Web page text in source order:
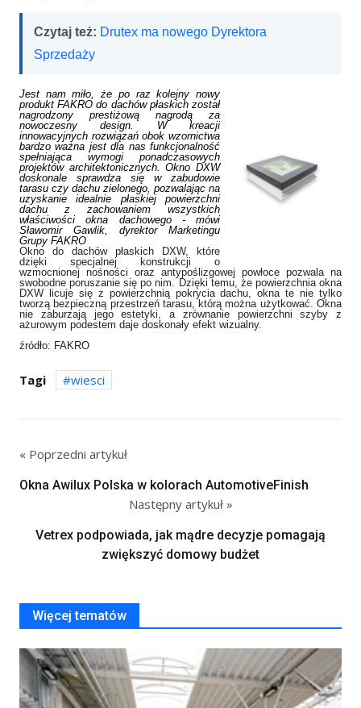
Czytaj też: Drutex ma nowego Dyrektora
Sprzedaży
Jest nam miło, że po raz kolejny nowy
produkt FAKRO do dachów płaskich został
nagrodzony prestiżową nagrodą za
nowoczesny design. W kreacji
innowacyjnych rozwiązań obok wzornictwa
bardzo ważna jest dla nas funkcjonalność
spełniająca wymogi ponadczasowych
projektów architektonicznych. Okno DXW
doskonale sprawdza się w zabudowie
tarasu czy dachu zielonego, pozwalając na
uzyskanie idealnie płaskiej powierzchni
dachu z zachowaniem wszystkich
właściwości okna dachowego - mówi
Sławomir Gawlik, dyrektor Marketingu
Grupy FAKRO
Okno do dachów płaskich DXW, które
dzięki specjalnej konstrukcji o
wzmocnionej nośności oraz antypoślizgowej powłoce pozwala na
swobodne poruszanie się po nim. Dzięki temu, że powierzchnia okna
DXW licuje się z powierzchnią pokrycia dachu, okna te nie tylko
tworzą bezpieczną przestrzeń tarasu, którą można użytkować. Okna
nie zaburzają jego estetyki, a zrównanie powierzchni szyby z
ażurowym podestem daje doskonały efekt wizualny.
źródło: FAKRO
Tagi wiesci
« Poprzedni artykuł
Okna Awilux Polska w kolorach AutomotiveFinish
Następny artykuł »
Vetrex podpowiada, jak mądre decyzje pomagają
zwiększyć domowy budżet
Więcej tematów